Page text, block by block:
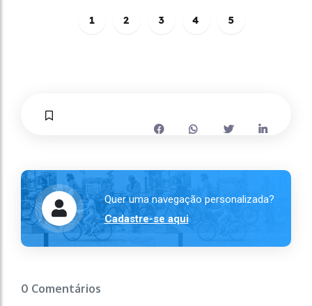
1 2 3 4 5
Quer uma navegação personalizada?
Cadastre-se aqui
0 Comentários